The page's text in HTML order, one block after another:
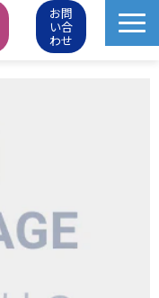
お問
い合
わせ
ート